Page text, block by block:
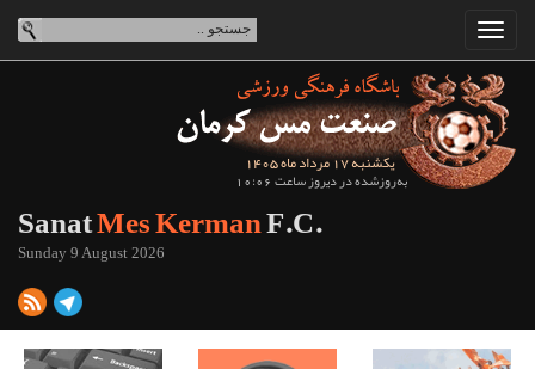
یکشنبه 17 مرداد ماه 1405
به‌روزشده در دیروز ساعت 10:06
SanatMes KermanF.C.
Sunday 9 August 2026